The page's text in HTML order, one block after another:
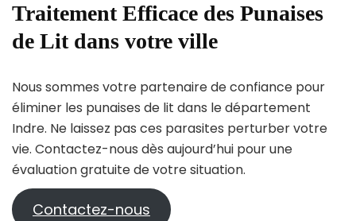
Traitement Efficace des Punaises
de Lit dans votre ville
Nous sommes votre partenaire de confiance pour
éliminer les punaises de lit dans le département
Indre. Ne laissez pas ces parasites perturber votre
vie. Contactez-nous dès aujourd’hui pour une
évaluation gratuite de votre situation.
Contactez-nous